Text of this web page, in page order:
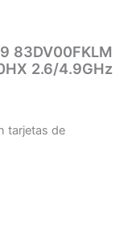
83DV00FKLM
2.6/4.9GHz
tarjetas de